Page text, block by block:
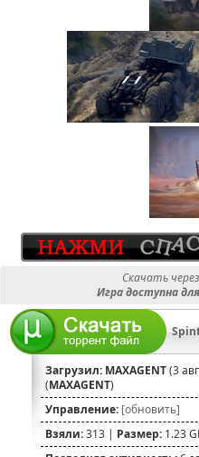
Скачать
Игра доступна
Загрузил: MAXAGENT(3
(MAXAGENT)
Управление: [обновить]
Взяли:313 | Размер: 1.23